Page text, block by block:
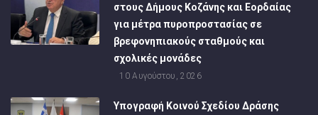
στους Δήμους Κοζάνης και Εορδαίας
για μέτρα πυροπροστασίας σε
βρεφονηπιακούς σταθμούς και
σχολικές μονάδες
10 Αυγούστου, 2026
Υπογραφή Κοινού Σχεδίου Δράσης